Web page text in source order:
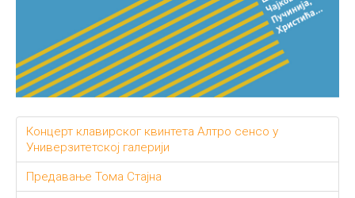
Концерт клавирског квинтета Алтро сенсо у
Универзитетској галерији
Предавање Тома Стајна